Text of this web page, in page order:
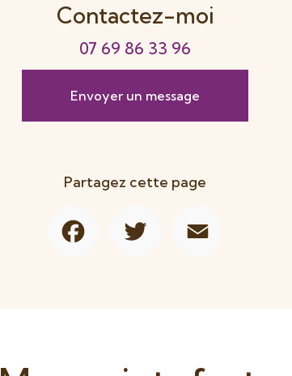
Contactez-moi
07 69 86 33 96
Envoyer un message
Partagez cette page